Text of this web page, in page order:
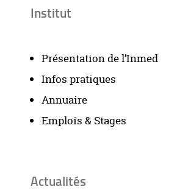
Institut
Présentation de l’Inmed
Infos pratiques
Annuaire
Emplois & Stages
Actualités